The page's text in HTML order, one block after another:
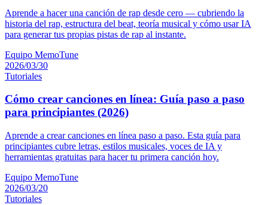
Aprende a hacer una canción de rap desde cero — cubriendo la
historia del rap, estructura del beat, teoría musical y cómo usar IA
para generar tus propias pistas de rap al instante.
Equipo MemoTune
2026/03/30
Tutoriales
Cómo crear canciones en línea: Guía paso a paso
para principiantes (2026)
Aprende a crear canciones en línea paso a paso. Esta guía para
principiantes cubre letras, estilos musicales, voces de IA y
herramientas gratuitas para hacer tu primera canción hoy.
Equipo MemoTune
2026/03/20
Tutoriales